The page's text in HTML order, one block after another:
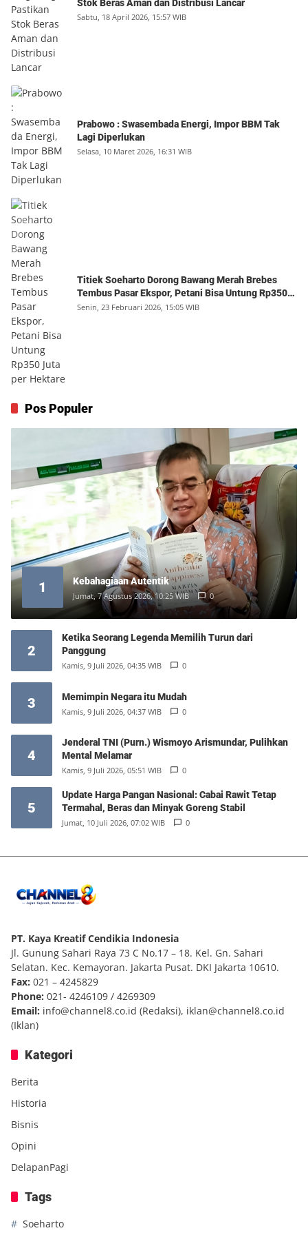
Stok Beras Aman dan Distribusi Lancar
Sabtu, 18 April 2026, 15:57 WIB
Prabowo : Swasembada Energi, Impor BBM Tak
Lagi Diperlukan
Selasa, 10 Maret 2026, 16:31 WIB
Titiek Soeharto Dorong Bawang Merah Brebes
Tembus Pasar Ekspor, Petani Bisa Untung Rp350
Juta per Hektare
Senin, 23 Februari 2026, 15:05 WIB
Pos Populer
1 Kebahagiaan Autentik
Jumat, 7 Agustus 2026, 10:25 WIB 0
2
Ketika Seorang Legenda Memilih Turun dari
Panggung
Kamis, 9 Juli 2026, 04:35 WIB 0
3 Memimpin Negara itu Mudah
Kamis, 9 Juli 2026, 04:37 WIB 0
4
Jenderal TNI (Purn.) Wismoyo Arismundar, Pulihkan
Mental Melamar
Kamis, 9 Juli 2026, 05:51 WIB 0
5
Update Harga Pangan Nasional: Cabai Rawit Tetap
Termahal, Beras dan Minyak Goreng Stabil
Jumat, 10 Juli 2026, 07:02 WIB 0
PT. Kaya Kreatif Cendikia Indonesia
Jl. Gunung Sahari Raya 73 C No.17 – 18. Kel. Gn. Sahari
Selatan. Kec. Kemayoran. Jakarta Pusat. DKI Jakarta 10610.
Fax: 021 – 4245829
Phone: 021- 4246109 / 4269309
Email: info@channel8.co.id (Redaksi), iklan@channel8.co.id
(Iklan)
Kategori
Berita
Historia
Bisnis
Opini
DelapanPagi
Tags
Soeharto